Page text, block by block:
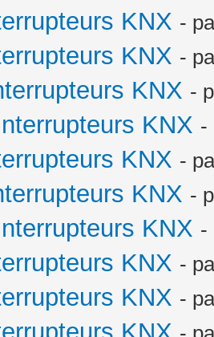
KNX -
KNX -
KNX -
KNX -
KNX -
KNX -
KNX -
KNX -
KNX -